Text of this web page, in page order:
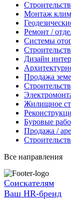
Монтаж
Ремонт /
Системы
Дизайн
Продажа
Жилищное
Буровые
Продажа /
Все направления
Соискателям
Ваш HR-бренд